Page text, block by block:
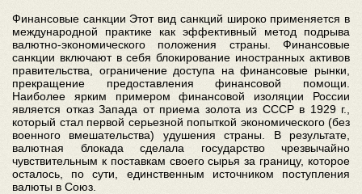
Финансовые санкции Этот вид санкций широко применяется в
международной практике как эффективный метод подрыва
валютно-экономического положения страны. Финансовые
санкции включают в себя блокирование иностранных активов
правительства, ограничение доступа на финансовые рынки,
прекращение предоставления финансовой помощи.
Наиболее ярким примером финансовой изоляции России
является отказ Запада от приема золота из СССР в 1929 г.,
который стал первой серьезной попыткой экономического (без
военного вмешательства) удушения страны. В результате,
валютная блокада сделала государство чрезвычайно
чувствительным к поставкам своего сырья за границу, которое
осталось, по сути, единственным источником поступления
валюты в Союз.